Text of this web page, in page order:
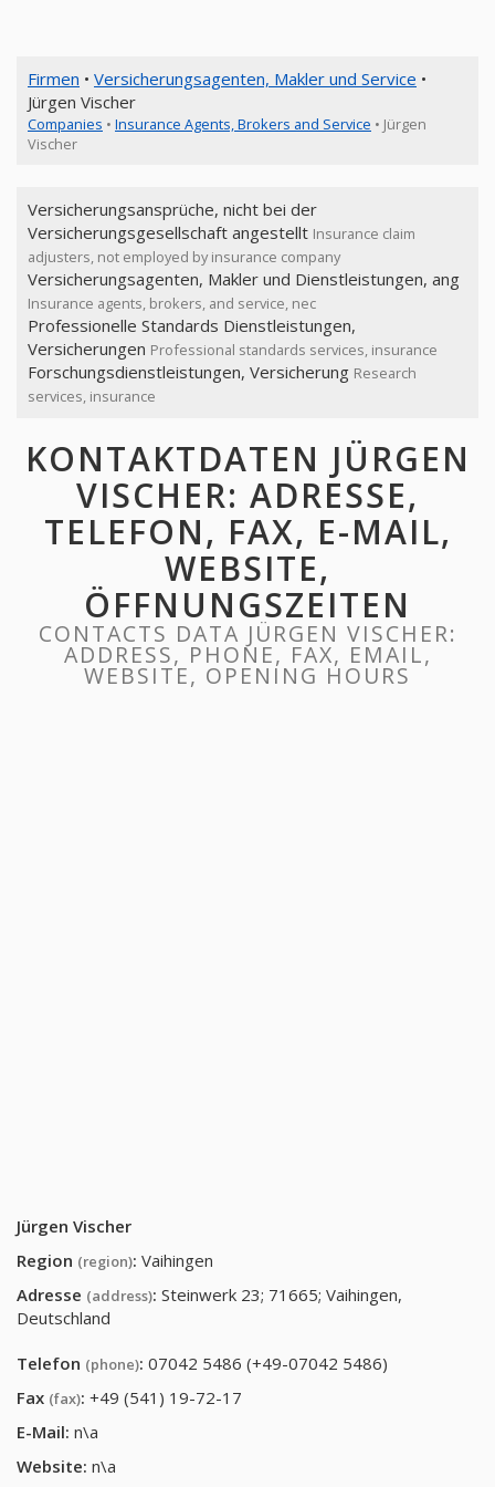
Firmen • Versicherungsagenten, Makler und Service •
Jürgen Vischer
Companies • Insurance Agents, Brokers and Service • Jürgen
Vischer
Versicherungsansprüche, nicht bei der
Versicherungsgesellschaft angestellt Insurance claim
adjusters, not employed by insurance company
Versicherungsagenten, Makler und Dienstleistungen, ang
Insurance agents, brokers, and service, nec
Professionelle Standards Dienstleistungen,
Versicherungen Professional standards services, insurance
Forschungsdienstleistungen, Versicherung Research
services, insurance
KONTAKTDATEN JÜRGEN
VISCHER: ADRESSE,
TELEFON, FAX, E-MAIL,
WEBSITE,
ÖFFNUNGSZEITEN
CONTACTS DATA JÜRGEN VISCHER:
ADDRESS, PHONE, FAX, EMAIL,
WEBSITE, OPENING HOURS
Jürgen Vischer
Region (region): Vaihingen
Adresse (address): Steinwerk 23; 71665; Vaihingen,
Deutschland
Telefon (phone): 07042 5486 (+49-07042 5486)
Fax (fax): +49 (541) 19-72-17
E-Mail: n\a
Website: n\a